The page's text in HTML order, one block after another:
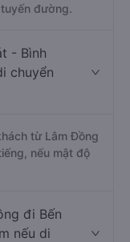
đường.
- Bình
chuyển
từ Lâm Đồng
nếu mật độ
đi Bến
nếu di